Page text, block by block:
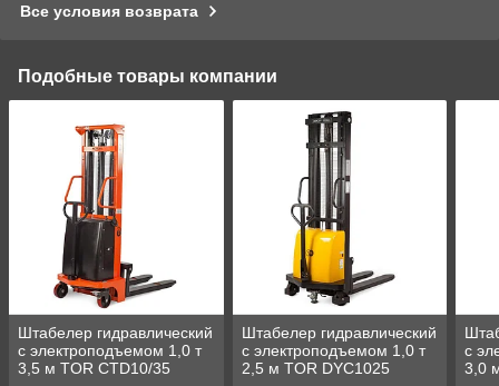
Все условия возврата
Подобные товары компании
Штабелер гидравлический
с электроподъемом 1,0 т
3,5 м TOR CTD10/35
Штабелер гидравлический
с электроподъемом 1,0 т
2,5 м TOR DYC1025
с
3,0